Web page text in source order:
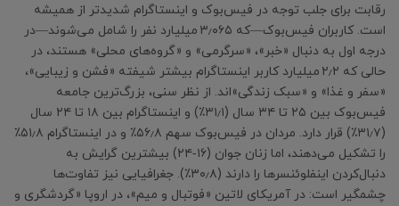
رقابت برای جلب توجه در فیس‌بوک و اینستاگرام شدیدتر از همیشه
است. کاربران فیس‌بوک—که ۳٫۰۶۵ میلیارد نفر را شامل می‌شوند—در
درجه‌ اول به دنبال «خبر»، «سرگرمی» و «گروه‌های محلی» هستند، در
حالی که ۲٫۲ میلیارد کاربر اینستاگرام بیشتر شیفته «فشن و زیبایی»،
«سفر و غذا» و «سبک زندگی»‌اند. از نظر سنی، بزرگ‌ترین جامعه
فیس‌بوک بین ۲۵ تا ۳۴ سال (۳۱٫۱٪) و اینستاگرام بین ۱۸ تا ۲۴ سال
(۳۱٫۷٪) قرار دارد. مردان در فیس‌بوک سهم ۵۶٫۸٪ و در اینستاگرام ۵۱٫۸٪
را تشکیل می‌دهند، اما زنان جوان (۱۶‑۲۴) بیشترین گرایش به
دنبال‌کردن اینفلوئنسرها را دارند (۳۰٫۸٪). جغرافیایی نیز تفاوت‌ها
چشمگیر است: در آمریکای لاتین «فوتبال و میم»، در اروپا «گردشگری و